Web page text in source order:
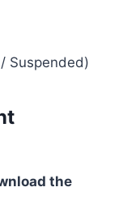
Suspended)
the